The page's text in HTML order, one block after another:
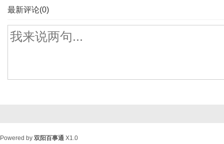
最新评论(0)
Powered by 双阳百事通 X1.0